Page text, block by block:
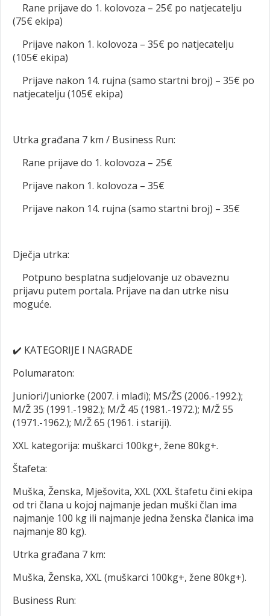
Rane prijave do 1. kolovoza – 25€ po natjecatelju
(75€ ekipa)
Prijave nakon 1. kolovoza – 35€ po natjecatelju
(105€ ekipa)
Prijave nakon 14. rujna (samo startni broj) – 35€ po
natjecatelju (105€ ekipa)
Utrka građana 7 km / Business Run:
Rane prijave do 1. kolovoza – 25€
Prijave nakon 1. kolovoza – 35€
Prijave nakon 14. rujna (samo startni broj) – 35€
Dječja utrka:
Potpuno besplatna sudjelovanje uz obaveznu
prijavu putem portala. Prijave na dan utrke nisu
moguće.
✔️ KATEGORIJE I NAGRADE
Polumaraton:
Juniori/Juniorke (2007. i mlađi); MS/ŽS (2006.-1992.);
M/Ž 35 (1991.-1982.); M/Ž 45 (1981.-1972.); M/Ž 55
(1971.-1962.); M/Ž 65 (1961. i stariji).
XXL kategorija: muškarci 100kg+, žene 80kg+.
Štafeta:
Muška, Ženska, Mješovita, XXL (XXL štafetu čini ekipa
od tri člana u kojoj najmanje jedan muški član ima
najmanje 100 kg ili najmanje jedna ženska članica ima
najmanje 80 kg).
Utrka građana 7 km:
Muška, Ženska, XXL (muškarci 100kg+, žene 80kg+).
Business Run: